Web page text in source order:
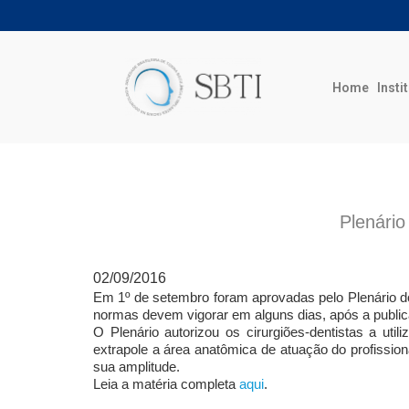
Home
02/09/2016
Em 1º de setembro foram aprovadas pelo Plenário
normas devem vigorar em alguns dias, após a
O Plenário autorizou os cirurgiões-dentistas a
extrapole a área anatômica de atuação do
sua amplitude.
Leia a matéria completa aqui.